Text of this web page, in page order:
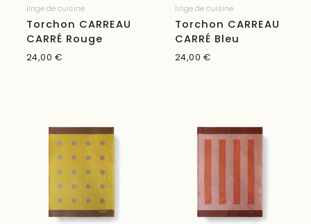
linge de cuisine
Torchon CARREAU
CARRÉ Rouge
24,00 €
linge de cuisine
Torchon CARREAU
CARRÉ Bleu
24,00 €